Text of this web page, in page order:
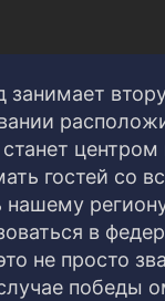
гостей со
нашему
в
не просто